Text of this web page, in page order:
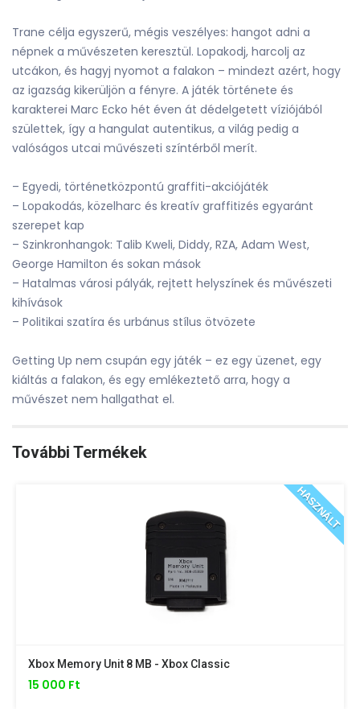
Trane célja egyszerű, mégis veszélyes: hangot adni a
népnek a művészeten keresztül. Lopakodj, harcolj az
utcákon, és hagyj nyomot a falakon – mindezt azért, hogy
az igazság kikerüljön a fényre. A játék története és
karakterei Marc Ecko hét éven át dédelgetett víziójából
születtek, így a hangulat autentikus, a világ pedig a
valóságos utcai művészeti színtérből merít.
– Egyedi, történetközpontú graffiti-akciójáték
– Lopakodás, közelharc és kreatív graffitizés egyaránt
szerepet kap
– Szinkronhangok: Talib Kweli, Diddy, RZA, Adam West,
George Hamilton és sokan mások
– Hatalmas városi pályák, rejtett helyszínek és művészeti
kihívások
– Politikai szatíra és urbánus stílus ötvözete
Getting Up nem csupán egy játék – ez egy üzenet, egy
kiáltás a falakon, és egy emlékeztető arra, hogy a
művészet nem hallgathat el.
További Termékek
HASZNÁLT
Xbox Memory Unit 8 MB - Xbox Classic
15 000 Ft